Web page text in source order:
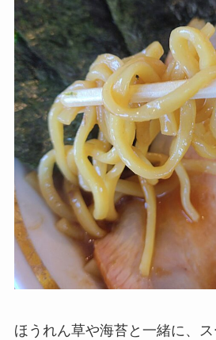
ほうれん草や海苔と一緒に、